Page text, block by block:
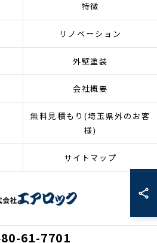
61-7701
特徴
リノベーション
外壁塗装
会社概要
無料見積もり(埼玉県外のお客
様)
サイトマップ
ムなら株式会社エアロック ALL RIGHTS